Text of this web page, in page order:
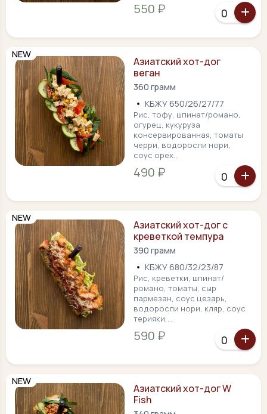
550 ₽
NEW
Азиатский хот-дог
веган
360 грамм
• КБЖУ 650/26/27/77
Рис, тофу, шпинат/романо,
огурец, кукуруза
консервированная, томаты
черри, водоросли нори,
соус орех...
490 ₽
NEW
Азиатский хот-дог с
креветкой темпура
390 грамм
• КБЖУ 680/32/23/87
Рис, креветки, шпинат/
романо, томаты, сыр
пармезан, соус цезарь,
водоросли нори, кляр, соус
терияки,...
590 ₽
NEW
Азиатский хот-дог W
Fish